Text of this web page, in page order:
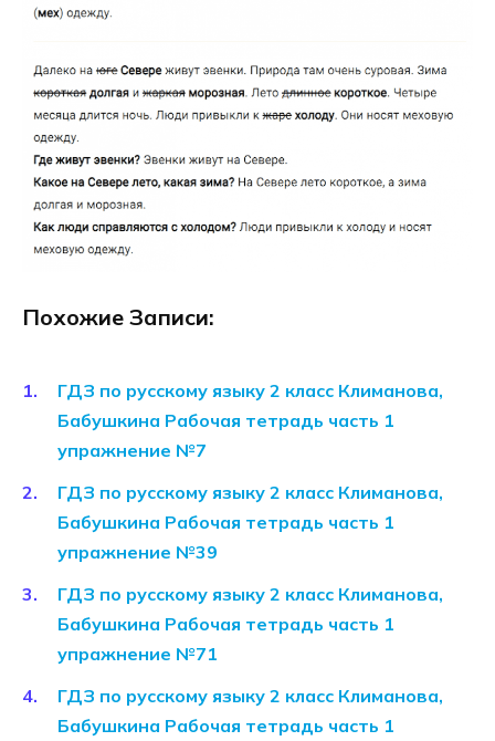
Похожие Записи:
ГДЗ по русскому языку 2 класс Климанова,
Бабушкина Рабочая тетрадь часть 1
упражнение №7
ГДЗ по русскому языку 2 класс Климанова,
Бабушкина Рабочая тетрадь часть 1
упражнение №39
ГДЗ по русскому языку 2 класс Климанова,
Бабушкина Рабочая тетрадь часть 1
упражнение №71
ГДЗ по русскому языку 2 класс Климанова,
Бабушкина Рабочая тетрадь часть 1